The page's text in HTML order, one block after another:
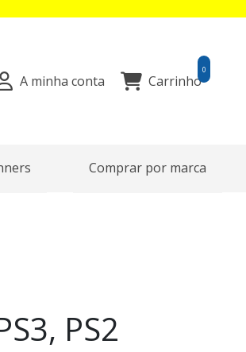
A minha conta Carrinho
0
Comprar por marca
PS2